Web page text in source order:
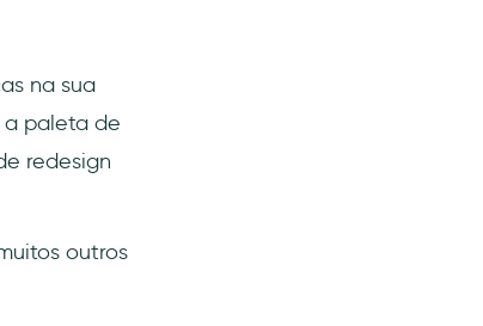
na sua
a paleta de
redesign
outros